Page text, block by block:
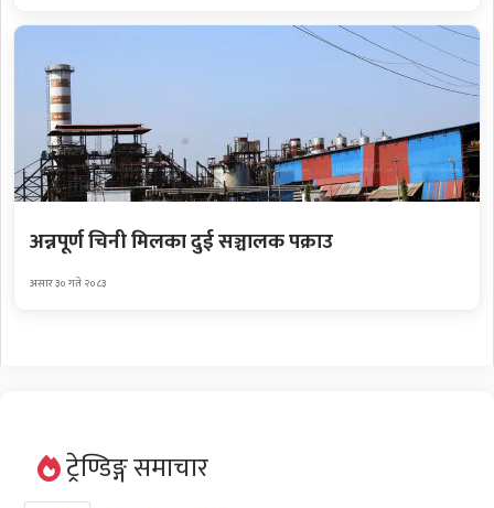
अन्नपूर्ण चिनी मिलका दुई सञ्चालक पक्राउ
असार ३० गते २०८३
ट्रेण्डिङ्ग समाचार